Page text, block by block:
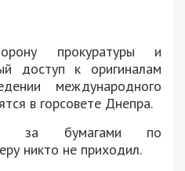
прокуратуры и
доступ к оригиналам
международного
в горсовете Днепра.
за бумагами по
никто не приходил.